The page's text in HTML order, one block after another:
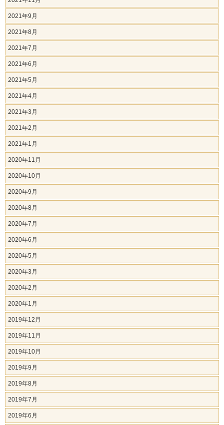
2021年9月
2021年8月
2021年7月
2021年6月
2021年5月
2021年4月
2021年3月
2021年2月
2021年1月
2020年11月
2020年10月
2020年9月
2020年8月
2020年7月
2020年6月
2020年5月
2020年3月
2020年2月
2020年1月
2019年12月
2019年11月
2019年10月
2019年9月
2019年8月
2019年7月
2019年6月